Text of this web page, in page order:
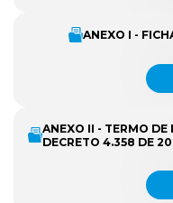
ANEXO I -
ANEXO II - TERMO DE
DECRETO 4.358 DE